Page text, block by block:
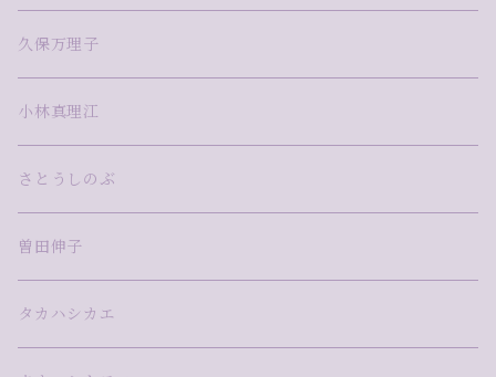
久保万理子
小林真理江
さとうしのぶ
曽田伸子
タカハシカエ